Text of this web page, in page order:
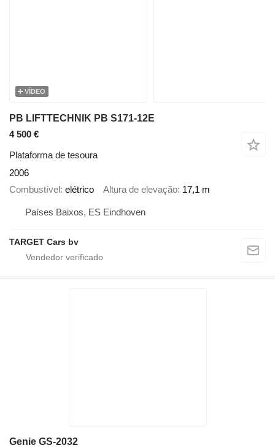
VÍDEO
PB LIFTTECHNIK PB S171-12E
4 500 €
Plataforma de tesoura
2006
Combustível elétrico Altura de elevação 17,1 m
Países Baixos, ES Eindhoven
TARGET Cars bv
Genie GS-2032